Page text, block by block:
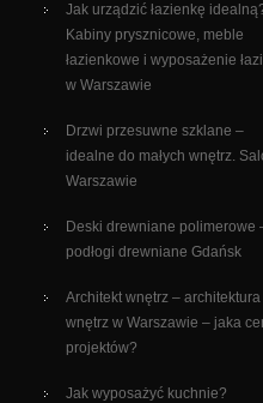
Jak urządzić łazienkę
Kabiny prysznicowe, meble
łazienkowe i wyposażenie
w Warszawie
Drzwi przesuwne szklane –
idealne do małych wnętrz.
Warszawie
Deski drewniane polimerowe
podłogi drewniane Gdańsk
Architekt wnętrz – architektura
wnętrz w Warszawie – jaka
projektów?
Jak wyposażyć kuchnie?